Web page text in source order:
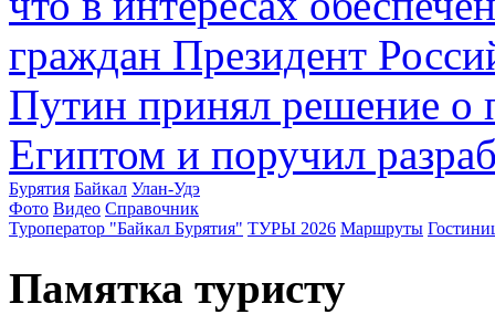
граждан Президент
Путин принял решение о
Египтом и поручил
Бурятия Байкал Улан-Удэ
Фото Видео Справочник
Туроператор "Байкал Бурятия" ТУРЫ 2026 Маршруты
Памятка туристу